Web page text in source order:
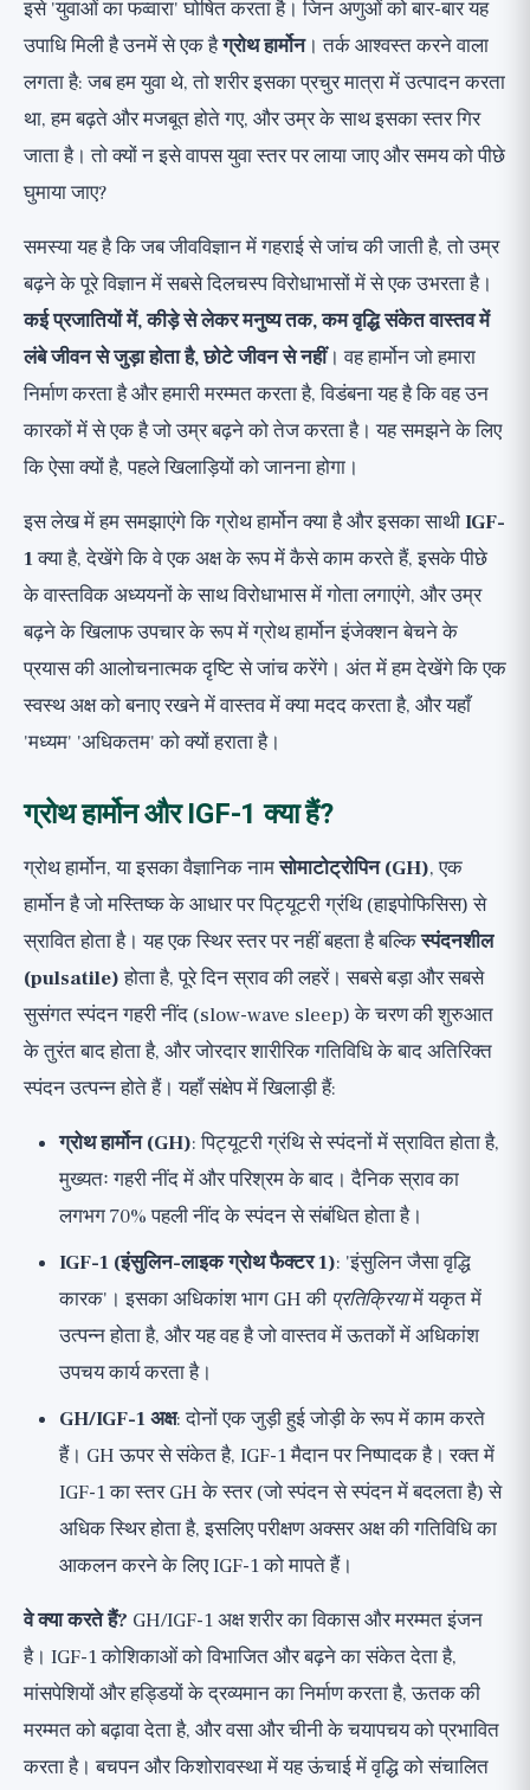
अध्ययन 1: कीड़ा जो दोगुना जीवित रहा, 1993
अध्ययन 2: लंबे समय तक जीवित रहने वाले बौने चूहे, 1996
अध्ययन 3: लारोन सिंड्रोम, विरोधाभास के मनुष्य, 2011
अध्ययन 4: कम IGF-1 और लंबे समय तक जीवित रहने वाले
प्राकृतिक रूप से स्वस्थ GH/IGF-1 अक्ष का समर्थन
कैसे करें
शोध से वास्तव में क्या लेना चाहिए?
व्यापक परिप्रेक्ष्य
इसे 'युवाओं का फव्वारा' घोषित करता है। जिन अणुओं को बार-बार यह
उपाधि मिली है उनमें से एक हैग्रोथ हार्मोन। तर्क आश्वस्त करने वाला
लगता है: जब हम युवा थे, तो शरीर इसका प्रचुर मात्रा में उत्पादन करता
था, हम बढ़ते और मजबूत होते गए, और उम्र के साथ इसका स्तर गिर
जाता है। तो क्यों न इसे वापस युवा स्तर पर लाया जाए और समय को पीछे
घुमाया जाए?
समस्या यह है कि जब जीवविज्ञान में गहराई से जांच की जाती है, तो उम्र
बढ़ने के पूरे विज्ञान में सबसे दिलचस्प विरोधाभासों में से एक उभरता है।
कई प्रजातियों में, कीड़े से लेकर मनुष्य तक, कम वृद्धि संकेत वास्तव में
लंबे जीवन से जुड़ा होता है, छोटे जीवन से नहीं। वह हार्मोन जो हमारा
निर्माण करता है और हमारी मरम्मत करता है, विडंबना यह है कि वह उन
कारकों में से एक है जो उम्र बढ़ने को तेज करता है। यह समझने के लिए
कि ऐसा क्यों है, पहले खिलाड़ियों को जानना होगा।
इस लेख में हम समझाएंगे कि ग्रोथ हार्मोन क्या है और इसका साथीIGF-
1क्या है, देखेंगे कि वे एक अक्ष के रूप में कैसे काम करते हैं, इसके पीछे
के वास्तविक अध्ययनों के साथ विरोधाभास में गोता लगाएंगे, और उम्र
बढ़ने के खिलाफ उपचार के रूप में ग्रोथ हार्मोन इंजेक्शन बेचने के
प्रयास की आलोचनात्मक दृष्टि से जांच करेंगे। अंत में हम देखेंगे कि एक
स्वस्थ अक्ष को बनाए रखने में वास्तव में क्या मदद करता है, और यहाँ
'मध्यम' 'अधिकतम' को क्यों हराता है।
ग्रोथ हार्मोन और IGF-1 क्या हैं?
ग्रोथ हार्मोन, या इसका वैज्ञानिक नामसोमाटोट्रोपिन (GH), एक
हार्मोन है जो मस्तिष्क के आधार पर पिट्यूटरी ग्रंथि (हाइपोफिसिस) से
स्रावित होता है। यह एक स्थिर स्तर पर नहीं बहता है बल्किस्पंदनशील
(pulsatile)होता है, पूरे दिन स्राव की लहरें। सबसे बड़ा और सबसे
सुसंगत स्पंदन गहरी नींद (slow-wave sleep) के चरण की शुरुआत
के तुरंत बाद होता है, और जोरदार शारीरिक गतिविधि के बाद अतिरिक्त
स्पंदन उत्पन्न होते हैं। यहाँ संक्षेप में खिलाड़ी हैं:
ग्रोथ हार्मोन (GH): पिट्यूटरी ग्रंथि से स्पंदनों में स्रावित होता है,
मुख्यतः गहरी नींद में और परिश्रम के बाद। दैनिक स्राव का
लगभग 70% पहली नींद के स्पंदन से संबंधित होता है।
IGF-1 (इंसुलिन-लाइक ग्रोथ फैक्टर 1): 'इंसुलिन जैसा वृद्धि
कारक'। इसका अधिकांश भाग GH की प्रतिक्रियामें यकृत में
उत्पन्न होता है, और यह वह है जो वास्तव में ऊतकों में अधिकांश
उपचय कार्य करता है।
GH/IGF-1 अक्ष: दोनों एक जुड़ी हुई जोड़ी के रूप में काम करते
हैं। GH ऊपर से संकेत है, IGF-1 मैदान पर निष्पादक है। रक्त में
IGF-1 का स्तर GH के स्तर (जो स्पंदन से स्पंदन में बदलता है) से
अधिक स्थिर होता है, इसलिए परीक्षण अक्सर अक्ष की गतिविधि का
आकलन करने के लिए IGF-1 को मापते हैं।
वे क्या करते हैं? GH/IGF-1 अक्ष शरीर का विकास और मरम्मत इंजन
है। IGF-1 कोशिकाओं को विभाजित और बढ़ने का संकेत देता है,
मांसपेशियों और हड्डियों के द्रव्यमान का निर्माण करता है, ऊतक की
मरम्मत को बढ़ावा देता है, और वसा और चीनी के चयापचय को प्रभावित
करता है। बचपन और किशोरावस्था में यह ऊंचाई में वृद्धि को संचालित